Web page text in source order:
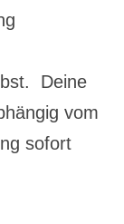
Deine
vom
sofort